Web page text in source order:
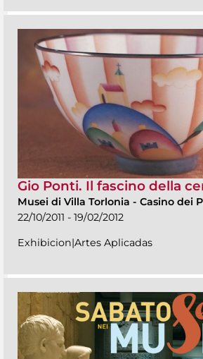
Gio Ponti. Il fascino della
Musei di Villa Torlonia - Casino dei
22/10/2011 - 19/02/2012
Exhibicion|Artes Aplicadas